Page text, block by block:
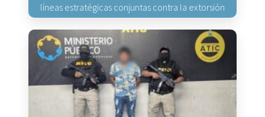
líneas estratégicas conjuntas contra la extorsión